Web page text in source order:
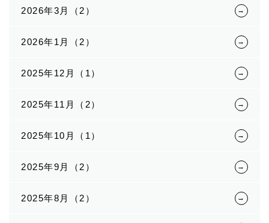
2026年3月（2）
2026年1月（2）
2025年12月（1）
2025年11月（2）
2025年10月（1）
2025年9月（2）
2025年8月（2）